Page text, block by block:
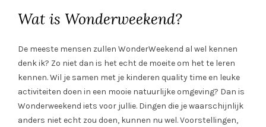
Wat is Wonderweekend?
De meeste mensen zullen WonderWeekend al wel kennen
denk ik? Zo niet dan is het echt de moeite om het te leren
kennen. Wil je samen met je kinderen quality time en leuke
activiteiten doen in een mooie natuurlijke omgeving? Dan is
Wonderweekend iets voor jullie. Dingen die je waarschijnlijk
anders niet echt zou doen, kunnen nu wel. Voorstellingen,